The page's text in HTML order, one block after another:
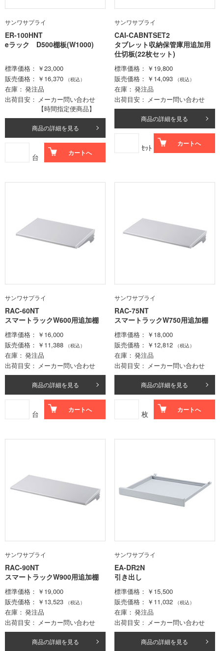
サンワサプライ
ER-100HNT
eラック D500棚板(W1000)
標準価格
￥23,000
販売価格
￥16,370 （税込）
在庫
発注品
出荷目安
メーカー問い合わせ
【時間指定便商品】
商品の詳細を見る
台 カートへ
サンワサプライ
CAI-CABNTSET2
タブレット収納保管庫用追加用
仕切板(22枚セット)
標準価格
￥19,800
販売価格
￥14,093 （税込）
在庫
発注品
出荷目安
メーカー問い合わせ
商品の詳細を見る
ｾｯﾄ カートへ
サンワサプライ
RAC-60NT
スマートラックW600用追加棚
標準価格
￥16,000
販売価格
￥11,388 （税込）
在庫
発注品
出荷目安
メーカー問い合わせ
商品の詳細を見る
台 カートへ
サンワサプライ
RAC-75NT
スマートラックW750用追加棚
標準価格
￥18,000
販売価格
￥12,812 （税込）
在庫
発注品
出荷目安
メーカー問い合わせ
商品の詳細を見る
枚 カートへ
サンワサプライ
RAC-90NT
スマートラックW900用追加棚
標準価格
￥19,000
販売価格
￥13,523 （税込）
在庫
発注品
出荷目安
メーカー問い合わせ
商品の詳細を見る
サンワサプライ
EA-DR2N
引き出し
標準価格
￥15,500
販売価格
￥11,032 （税込）
在庫
発注品
出荷目安
メーカー問い合わせ
商品の詳細を見る